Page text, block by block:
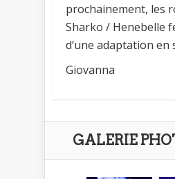
prochainement, les
Sharko / Henebelle
d’une adaptation en
Giovanna
GALERIE